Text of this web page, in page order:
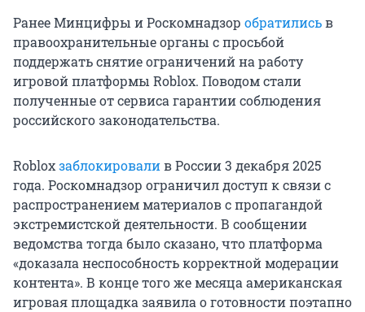
Ранее Минцифры и Роскомнадзор обратилисьв
правоохранительные органы с просьбой
поддержать снятие ограничений на работу
игровой платформы Roblox. Поводом стали
полученные от сервиса гарантии соблюдения
российского законодательства.
Robloxзаблокировалив России 3 декабря 2025
года. Роскомнадзор ограничил доступ к связи с
распространением материалов с пропагандой
экстремистской деятельности. В сообщении
ведомства тогда было сказано, что платформа
«доказала неспособность корректной модерации
контента». В конце того же месяца американская
игровая площадка заявила о готовности поэтапно